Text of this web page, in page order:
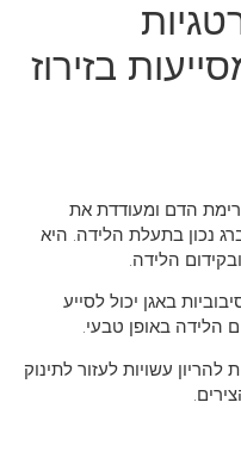
בזירוז
הדם ומעודדת את
נכון בתעלת הלידה. היא
הלידה.
באגן יכול לסייע
הלידה באופן טבעי.
להריון עשויות לעזור לתינוק